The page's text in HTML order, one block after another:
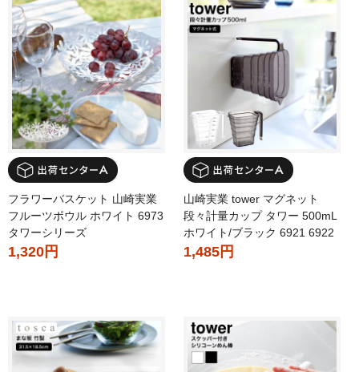
フラワーバスケット 山崎実業
フルーツボウル ホワイト 6973
タワーシリーズ
1,320円
山崎実業 tower マグネット
段々計量カップ タワー 500mL
ホワイト/ブラック 6921 6922
1,485円